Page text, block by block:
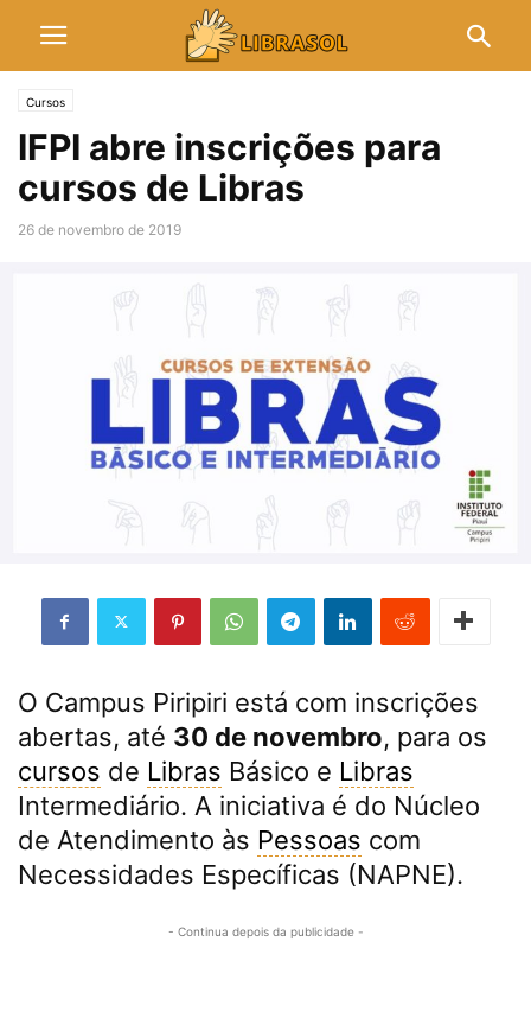
Cursos
IFPI abre inscrições para
cursos de Libras
26 de novembro de 2019
O Campus Piripiri está com inscrições
abertas, até 30 de novembro, para os
cursos de Libras Básico e Libras
Intermediário. A iniciativa é do Núcleo
de Atendimento às Pessoas com
Necessidades Específicas (NAPNE).
- Continua depois da publicidade -